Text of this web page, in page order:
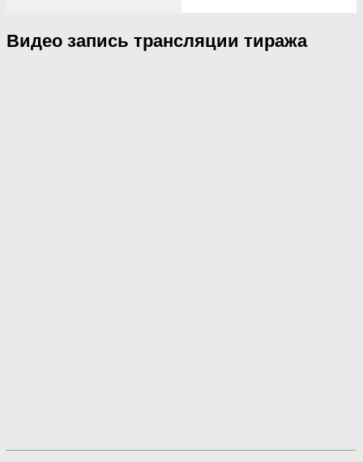
Видео запись трансляции тиража